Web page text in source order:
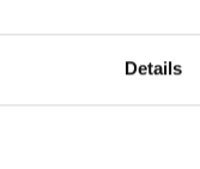
Details
Mittendrin, einem